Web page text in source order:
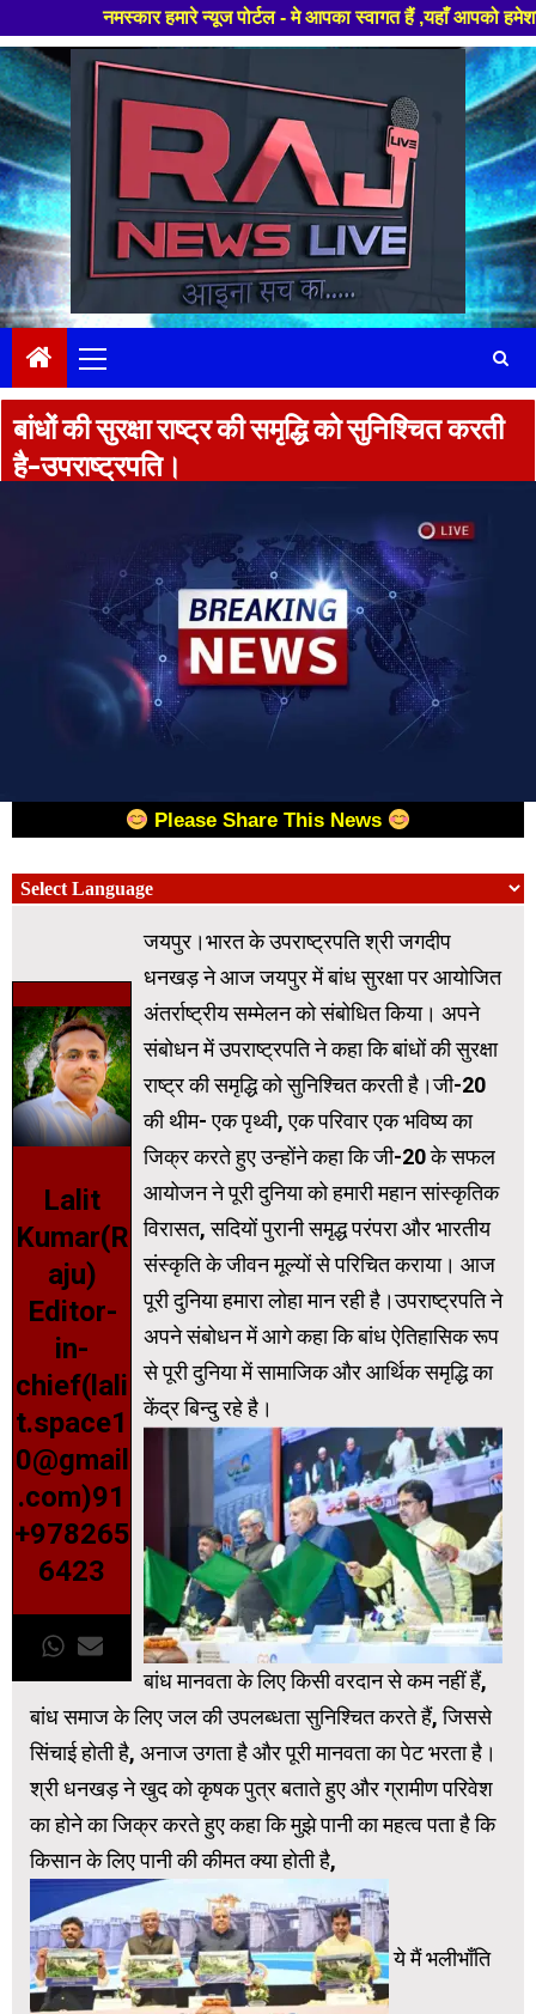
हमारे न्यूज पोर्टल - मे आपका स्वागत हैं ,यहाँ आपको हमेशा ताजा खबरों
Skip
to
content
Menu
बांधों की सुरक्षा राष्ट्र की समृद्धि को सुनिश्चित करती
है-उपराष्ट्रपति।
Please Share This News
Lalit
Kumar(R
aju)
Editor-
in-
chief(lali
t.space1
0@gmail
.com)91
+978265
6423
जयपुर।भारत के उपराष्ट्रपति श्री जगदीप
धनखड़ ने आज जयपुर में बांध सुरक्षा पर आयोजित
अंतर्राष्ट्रीय सम्मेलन को संबोधित किया। अपने
संबोधन में उपराष्ट्रपति ने कहा कि बांधों की सुरक्षा
राष्ट्र की समृद्धि को सुनिश्चित करती है।जी-20
की थीम- एक पृथ्वी, एक परिवार एक भविष्य का
जिक्र करते हुए उन्होंने कहा कि जी-20 के सफल
आयोजन ने पूरी दुनिया को हमारी महान सांस्कृतिक
विरासत, सदियों पुरानी समृद्ध परंपरा और भारतीय
संस्कृति के जीवन मूल्यों से परिचित कराया। आज
पूरी दुनिया हमारा लोहा मान रही है।उपराष्ट्रपति ने
अपने संबोधन में आगे कहा कि बांध ऐतिहासिक रूप
से पूरी दुनिया में सामाजिक और आर्थिक समृद्धि का
केंद्र बिन्दु रहे है।
बांध मानवता के लिए किसी वरदान से कम नहीं हैं,
बांध समाज के लिए जल की उपलब्धता सुनिश्चित करते हैं, जिससे
सिंचाई होती है, अनाज उगता है और पूरी मानवता का पेट भरता है।
श्री धनखड़ ने खुद को कृषक पुत्र बताते हुए और ग्रामीण परिवेश
का होने का जिक्र करते हुए कहा कि मुझे पानी का महत्व पता है कि
किसान के लिए पानी की कीमत क्या होती है,
ये मैं भलीभाँति